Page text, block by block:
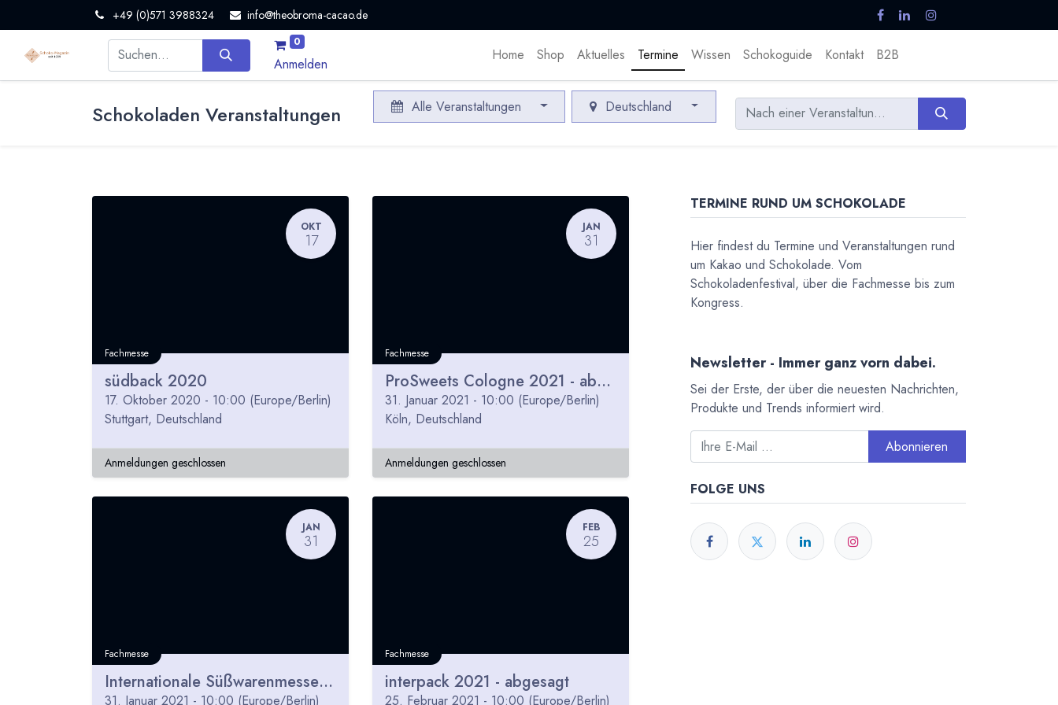
+49 (0)571 3988324 info@theobroma-cacao.de
0
Anmelden
Home Shop Aktuelles Termine Wissen Schokoguide Kontakt B2B
Schokoladen Veranstaltungen Alle Veranstaltungen Deutschland
OKT
17
Fachmesse
südback 2020
17. Oktober 2020 - 10:00 (Europe/Berlin)
Stuttgart, Deutschland
Anmeldungen geschlossen
JAN
31
Fachmesse
ProSweets Cologne 2021 - abgesagt
31. Januar 2021 - 10:00 (Europe/Berlin)
Köln, Deutschland
Anmeldungen geschlossen
JAN
31
Fachmesse
Internationale Süßwarenmesse ISM 2021 - abgesagt
31. Januar 2021 - 10:00 (Europe/Berlin)
FEB
25
Fachmesse
interpack 2021 - abgesagt
25. Februar 2021 - 10:00 (Europe/Berlin)
TERMINE RUND UM SCHOKOLADE
Hier findest du Termine und Veranstaltungen rund
um Kakao und Schokolade. Vom
Schokoladenfestival, über die Fachmesse bis zum
Kongress.
Newsletter - Immer ganz vorn dabei.
Sei der Erste, der über die neuesten Nachrichten,
Produkte und Trends informiert wird.
Abonnieren
FOLGE UNS